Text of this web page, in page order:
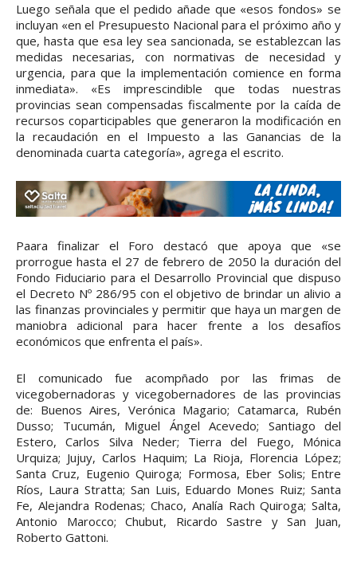
Luego señala que el pedido añade que «esos fondos» se
incluyan «en el Presupuesto Nacional para el próximo año y
que, hasta que esa ley sea sancionada, se establezcan las
medidas necesarias, con normativas de necesidad y
urgencia, para que la implementación comience en forma
inmediata». «Es imprescindible que todas nuestras
provincias sean compensadas fiscalmente por la caída de
recursos coparticipables que generaron la modificación en
la recaudación en el Impuesto a las Ganancias de la
denominada cuarta categoría», agrega el escrito.
Paara finalizar el Foro destacó que apoya que «se
prorrogue hasta el 27 de febrero de 2050 la duración del
Fondo Fiduciario para el Desarrollo Provincial que dispuso
el Decreto Nº 286/95 con el objetivo de brindar un alivio a
las finanzas provinciales y permitir que haya un margen de
maniobra adicional para hacer frente a los desafíos
económicos que enfrenta el país».
El comunicado fue acompñado por las frimas de
vicegobernadoras y vicegobernadores de las provincias
de: Buenos Aires, Verónica Magario; Catamarca, Rubén
Dusso; Tucumán, Miguel Ángel Acevedo; Santiago del
Estero, Carlos Silva Neder; Tierra del Fuego, Mónica
Urquiza; Jujuy, Carlos Haquim; La Rioja, Florencia López;
Santa Cruz, Eugenio Quiroga; Formosa, Eber Solis; Entre
Ríos, Laura Stratta; San Luis, Eduardo Mones Ruiz; Santa
Fe, Alejandra Rodenas; Chaco, Analía Rach Quiroga; Salta,
Antonio Marocco; Chubut, Ricardo Sastre y San Juan,
Roberto Gattoni.